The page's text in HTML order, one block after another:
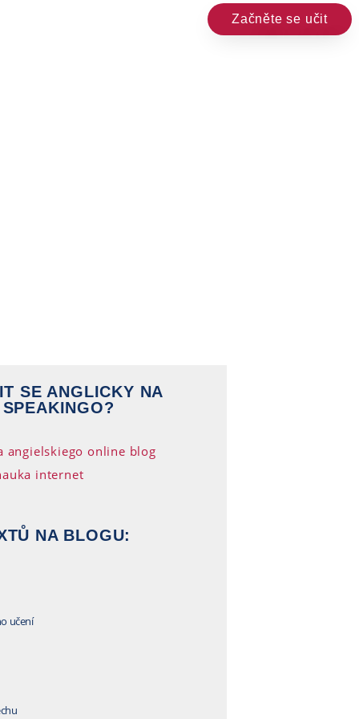
Začněte se učit
SE ANGLICKY NA
NA BLOGU:
učení